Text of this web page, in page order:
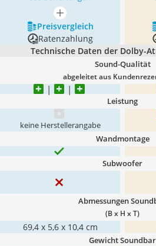
mehr anzeigen
Preis­vergleich
Ratenzahlung
Technische Daten der Dolby-
Sound-Qualität
abgeleitet aus
Leistung
keine Herstellerangabe
Wandmontage
Subwoofer
Abmessungen
(B x H x T)
69,4 x 5,6 x 10,4 cm
Gewicht Soundbar